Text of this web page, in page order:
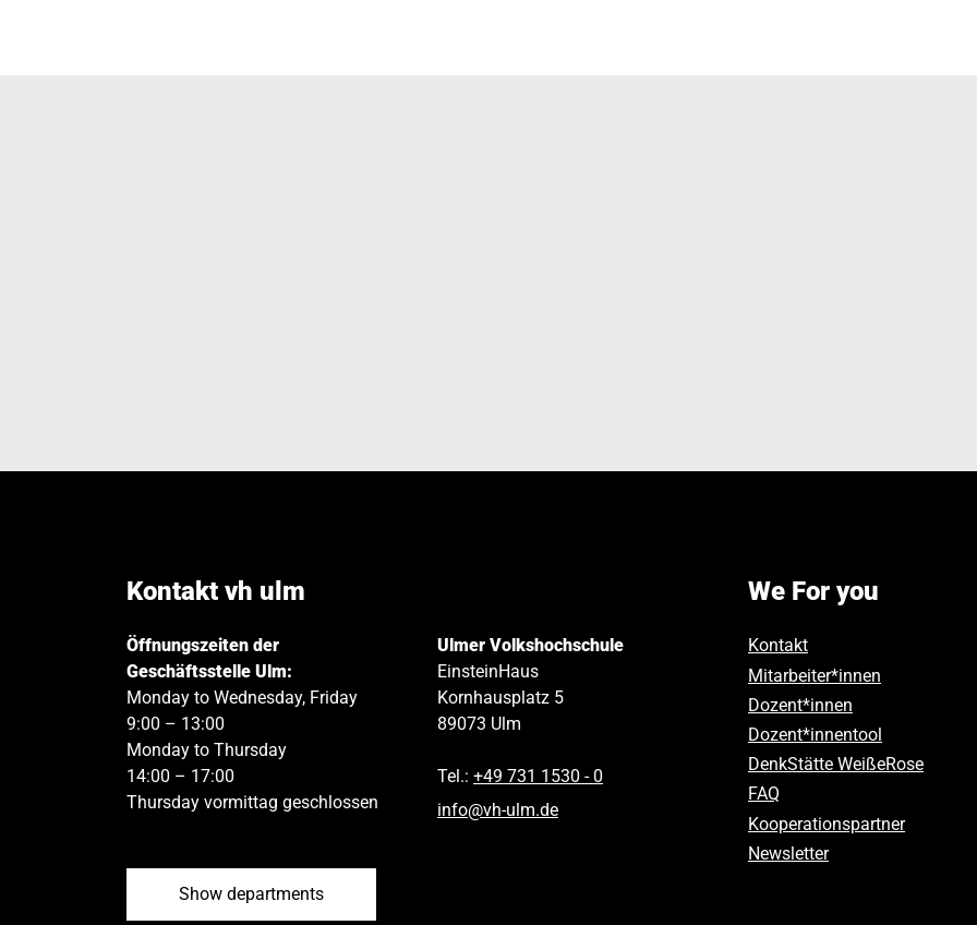
Kontakt vh ulm
Öffnungszeiten der
Geschäftsstelle Ulm:
Monday to Wednesday, Friday
9:00 – 13:00
Monday to Thursday
14:00 – 17:00
Thursday vormittag geschlossen
Show departments
Ulmer Volkshochschule
EinsteinHaus
Kornhausplatz 5
89073 Ulm
Tel.: +49 731 1530 ‑ 0
info@vh-ulm.de
We For you
Kontakt
Mitarbeiter*innen
Dozent*innen
Dozent*innentool
DenkStätte WeißeRose
FAQ
Kooperationspartner
Newsletter